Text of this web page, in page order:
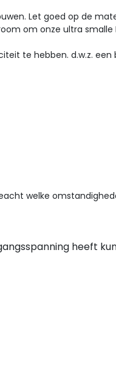
Let goed op de
om onze ultra smalle
te hebben. d.w.z.
welke
heeft